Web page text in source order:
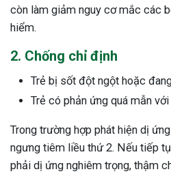
Sau Sinh Có Tự Khỏi
còn làm giảm nguy cơ mắc các
hiểm.
2. Chống chỉ định
Trẻ bị sốt đột ngột hoặc
Trẻ có phản ứng quá mẫn
Trong trường hợp phát hiện dị
ngưng tiêm liều thứ 2. Nếu tiếp
phải dị ứng nghiêm trọng, thậm